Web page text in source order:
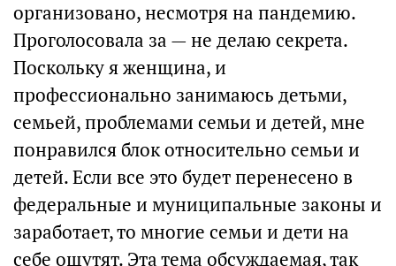
организовано, несмотря на пандемию.
Проголосовала за — не делаю секрета.
Поскольку я женщина, и
профессионально занимаюсь детьми,
семьей, проблемами семьи и детей, мне
понравился блок относительно семьи и
детей. Если все это будет перенесено в
федеральные и муниципальные законы и
заработает, то многие семьи и дети на
себе ощутят. Эта тема обсуждаемая, так